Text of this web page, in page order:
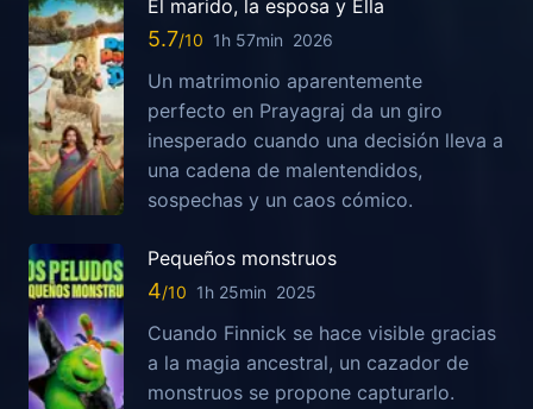
El marido, la esposa y Ella
5.7 1h 57min 2026
Un matrimonio aparentemente
perfecto en Prayagraj da un giro
inesperado cuando una decisión lleva a
una cadena de malentendidos,
sospechas y un caos cómico.
Pequeños monstruos
4 1h 25min 2025
Cuando Finnick se hace visible gracias
a la magia ancestral, un cazador de
monstruos se propone capturarlo.